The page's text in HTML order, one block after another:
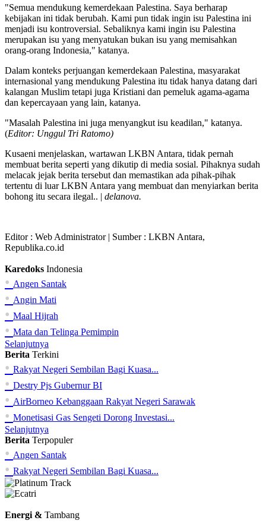
"Semua mendukung kemerdekaan Palestina. Saya berharap
kebijakan ini tidak berubah. Kami pun tidak ingin isu Palestina ini
menjadi isu kontroversial. Sebaliknya kami ingin isu Palestina
merupakan isu yang menyatukan bukan isu yang memisahkan
orang-orang Indonesia," katanya.
Dalam konteks perjuangan kemerdekaan Palestina, masyarakat
internasional yang mendukung Palestina itu tidak hanya datang dari
kalangan Muslim tetapi juga Kristiani dan pemeluk agama-agama
dan kepercayaan yang lain, katanya.
"Masalah Palestina ini juga menyangkut isu keadilan," katanya.
(Editor: Unggul Tri Ratomo)
Kusaeni menjelaskan, wartawan LKBN Antara, tidak pernah
membuat berita seperti yang dikutip di media sosial. Pihaknya sudah
melacak jejak berita tersebut dan memastikan ada pihak-pihak
tertentu di luar LKBN Antara yang membuat dan menyiarkan berita
bohong itu secara ilegal.. | delanova.
Editor : Web Administrator| Sumber : LKBN Antara,
Republika.co.id
Karedoks Indonesia
• Angen Santak
• Angin Mati
• Maal Hijrah
• Mata dan Telinga Pemimpin
Selanjutnya
Berita Terkini
• Rakyat Negeri Sembilan Bagi Kuasa...
• Destry Pjs Gubernur BI
• AirBorneo Kebanggaan Rakyat Negeri Sarawak
• Monetisasi Gas Sengeti Dorong Investasi...
Selanjutnya
Berita Terpopuler
• Angen Santak
• Rakyat Negeri Sembilan Bagi Kuasa...
Energi & Tambang